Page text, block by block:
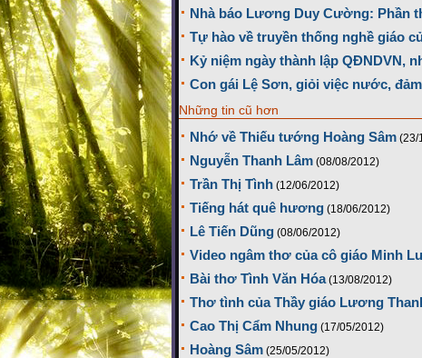
Nhà báo Lương Duy Cường: Phần
Tự hào về truyền thống nghề giáo
Kỷ niệm ngày thành lập QĐNDVN,
Con gái Lệ Sơn, giỏi việc nước,
Những tin cũ hơn
Nhớ về Thiếu tướng Hoàng Sâm (23/
Nguyễn Thanh Lâm (08/08/2012)
Trần Thị Tình (12/06/2012)
Tiếng hát quê hương (18/06/2012)
Lê Tiến Dũng (08/06/2012)
Video ngâm thơ của cô giáo Minh
Bài thơ Tình Văn Hóa (13/08/2012)
Thơ tình của Thầy giáo Lương
Cao Thị Cẩm Nhung (17/05/2012)
Hoàng Sâm (25/05/2012)